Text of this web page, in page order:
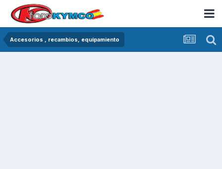
Accesorios , recambios, equipamiento